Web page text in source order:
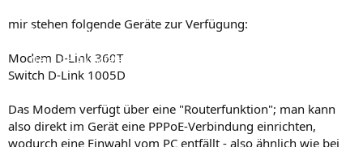
Neue Beiträge
Neueste Aktivitäten
Regeln
mir stehen folgende Geräte zur Verfügung:
Modem D-Link 360T
Switch D-Link 1005D
Das Modem verfügt über eine "Routerfunktion"; man kann
also direkt im Gerät eine PPPoE-Verbindung einrichten,
wodurch eine Einwahl vom PC entfällt - also ähnlich wie bei